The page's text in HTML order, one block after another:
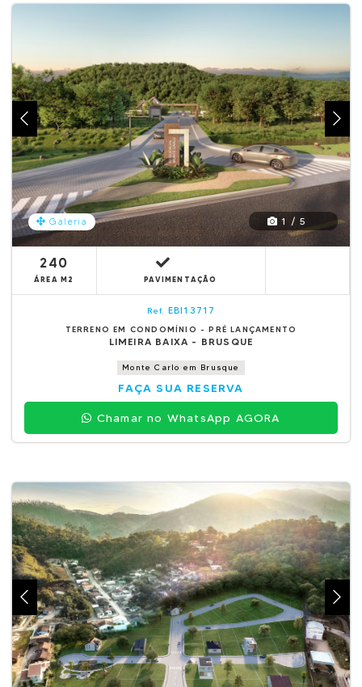
Galeria 1 / 5
240
ÁREA M2 PAVIMENTAÇÃO
Ref. EBI13717
TERRENO EM CONDOMÍNIO - PRÉ LANÇAMENTO
LIMEIRA BAIXA - BRUSQUE
Monte Carlo em Brusque
FAÇA SUA RESERVA
Chamar no WhatsApp AGORA